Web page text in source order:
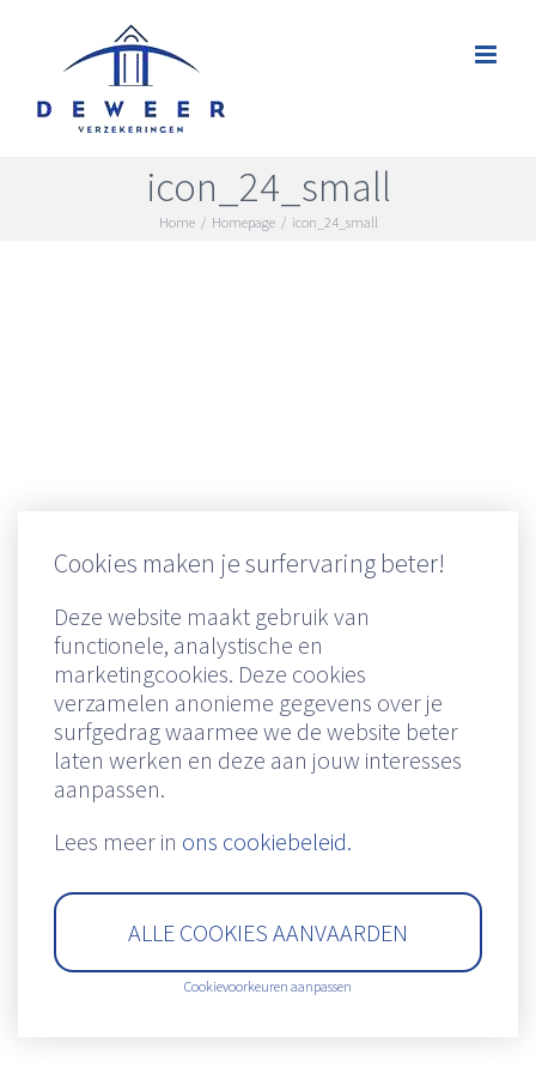
content
icon_24_small
Home / Homepage / icon_24_small
Remuneratiebeleid |Cookiebeleid| Privacy clausule |Disclaimer
Richtlijn| Created by Insucommerce |Powered by Stratton Maes
Cookies maken je surfervaring beter!
Deze website maakt gebruik van
functionele, analystische en
marketingcookies. Deze cookies
verzamelen anonieme gegevens over je
surfgedrag waarmee we de website beter
laten werken en deze aan jouw interesses
aanpassen.
Lees meer in ons cookiebeleid.
ALLE COOKIES AANVAARDEN
Cookievoorkeuren aanpassen